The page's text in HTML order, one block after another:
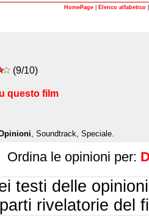
HomePage Elenco alfabetico
(9/10)
questo film
, Soundtrack, Speciale.
Ordina le opinioni per:
testi delle
parti rivelatorie del